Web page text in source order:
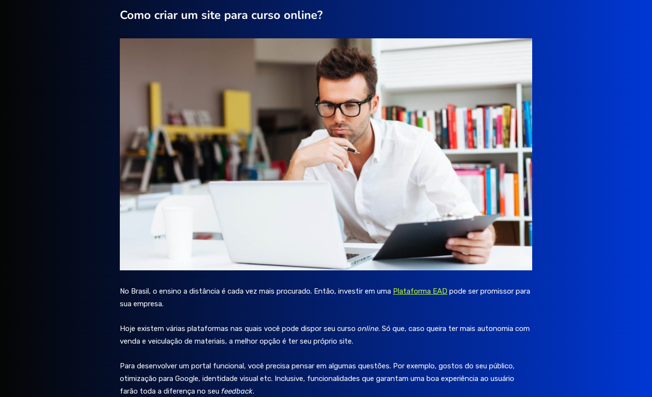
Como criar um site para curso online?
No Brasil, o ensino a distância é cada vez mais procurado. Então, investir em uma Plataforma EAD pode ser promissor para
sua empresa.
Hoje existem várias plataformas nas quais você pode dispor seu curso online. Só que, caso queira ter mais autonomia com
venda e veiculação de materiais, a melhor opção é ter seu próprio site.
Para desenvolver um portal funcional, você precisa pensar em algumas questões. Por exemplo, gostos do seu público,
otimização para Google, identidade visual etc. Inclusive, funcionalidades que garantam uma boa experiência ao usuário
farão toda a diferença no seu feedback.